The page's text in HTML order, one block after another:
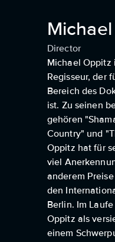
Director
Michael Oppitz
Regisseur, der
Bereich des
ist. Zu seinen
gehören
Country" und
Oppitz hat für
viel
anderem
den
Berlin. Im
Oppitz als
einem